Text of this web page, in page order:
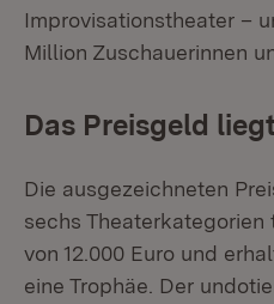
Improvisationstheater –
Million Zuschauerinnen
Das Preisgeld
Die ausgezeichneten
sechs
von 12.000 Euro und
eine Trophäe. Der